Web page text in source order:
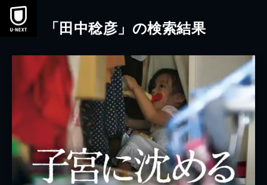
本文へスキップ
「田中稔彦」の検索結果